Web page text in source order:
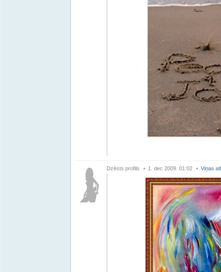
Dzēsts profils 1. dec 2009. 01:02 Viņas